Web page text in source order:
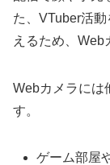
た、VTuber活
えるため、Web
Webカメラには
す。
ゲーム部屋